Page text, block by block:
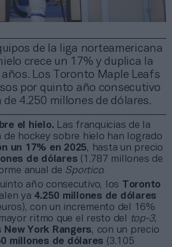
de la liga norteamericana
crece un 17% y duplica la
Los Toronto Maple Leafs
por quinto año consecutivo
4.250 millones de dólares.
el hielo. Las franquicias de la
de hockey sobre hielo han logrado
un 17% en 2025, hasta un precio
de dólares (1.787 millones de
anual de Sportico.
año consecutivo, los
Toronto
ya 4.250 millones de dólares
con un incremento del 16%
ritmo que el resto del
top-3,
New York Rangers, con un precio
millones de dólares (3.105